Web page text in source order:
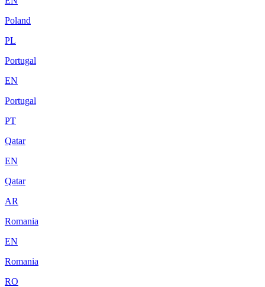
Poland
PL
Portugal
EN
Portugal
PT
Qatar
EN
Qatar
AR
Romania
EN
Romania
RO